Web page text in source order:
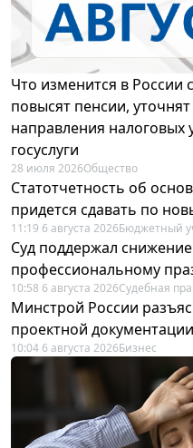
Что изменится в России
повысят пенсии,
направления налоговых
госуслуги
28 июля 2026Общество
Статотчетность об
придется сдавать по
11:19 6 августа 2026Бюджетный
Суд поддержал
профессиональному
10:58 6 августа 2026Судебная
Минстрой России
проектной
10:04 6 августа 2026Бизнес